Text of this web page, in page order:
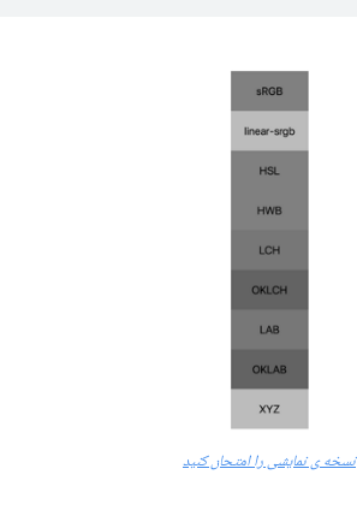
نسخه ی نمایشی را امتحان کنید